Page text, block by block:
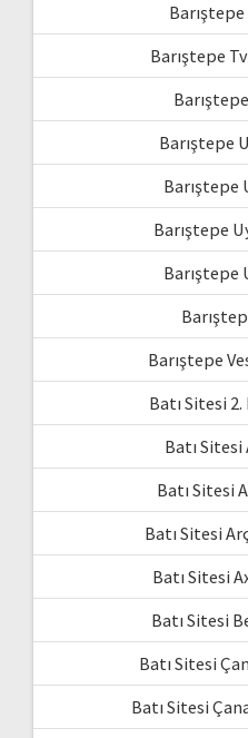
Barıştepe
Barıştepe
Barıştepe
Barıştepe
Barıştepe
Barıştepe
Batı Sitesi
Batı Sitesi
Batı Sitesi
Batı Sitesi
Batı Sitesi
Batı Sitesi
Batı Sitesi
Batı Sitesi